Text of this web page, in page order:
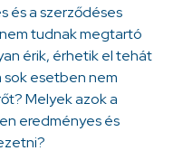
és a szerződéses
tudnak megtartó
érik, érhetik el tehát
esetben nem
Melyek azok a
eredményes és